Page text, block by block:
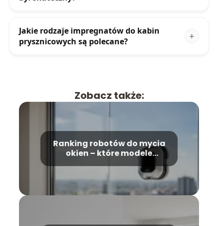
Jakie rodzaje impregnatów do kabin
prysznicowych są polecane?
Zobacz także:
Ranking robotów do mycia
okien – które modele